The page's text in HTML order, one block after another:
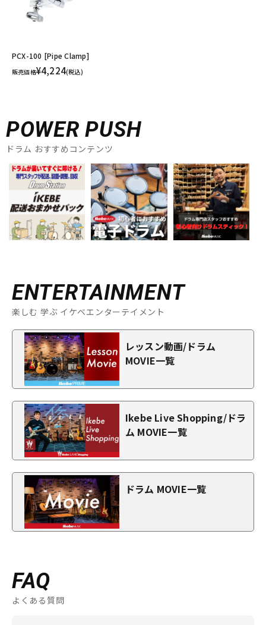
PCX-100 [Pipe Clamp]
販売価格¥4,224(税込)
POWER PUSH
ドラム おすすめコンテンツ
ENTERTAINMENT
楽しむ 学ぶ イケベエンターテイメント
レッスン動画/ドラム
MOVIE一覧
Ikebe Live Shopping/ドラ
ム MOVIE一覧
ドラム MOVIE一覧
FAQ
よくある質問